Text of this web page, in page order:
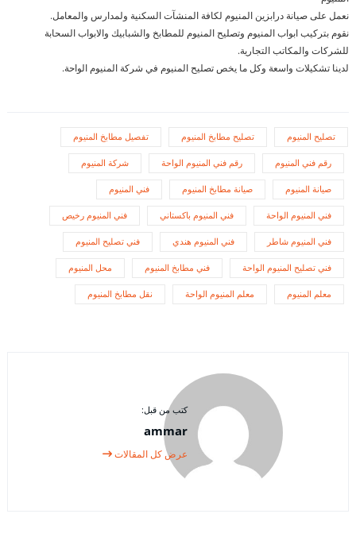
نعمل على صيانة درابزين المنيوم لكافة المنشآت السكنية ولمدارس والمعامل.
نقوم بتركيب ابواب المنيوم وتصليح المنيوم للمطابخ والشبابيك والابواب السحابة
للشركات والمكاتب التجارية.
لدينا تشكيلات واسعة وكل ما يخص تصليح المنيوم في شركة المنيوم الواحة.
تصليح المنيوم تصليح مطابخ المنيوم تفصيل مطابخ المنيوم
رقم فني المنيوم رقم فني المنيوم الواحة شركة المنيوم
صيانة المنيوم صيانة مطابخ المنيوم فني المنيوم
فني المنيوم الواحة فني المنيوم باكستاني فني المنيوم رخيص
فني المنيوم شاطر فني المنيوم هندي فني تصليح المنيوم
فني تصليح المنيوم الواحة فني مطابخ المنيوم محل المنيوم
معلم المنيوم معلم المنيوم الواحة نقل مطابخ المنيوم
كتب من قبل:
ammar
عرض كل المقالات